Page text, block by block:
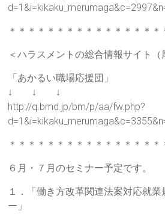
＊＊＊＊＊＊＊＊＊＊＊＊＊＊＊＊
＜ハラスメントの総合情報サイト（
「あかるい職場応援団」
↓ ↓ ↓
http://q.bmd.jp/bm/p/aa/fw.php?
＊＊＊＊＊＊＊＊＊＊＊＊＊＊＊＊
６月・７月のセミナー予定です。
１．「働き方改革関連法案対応就
ー」